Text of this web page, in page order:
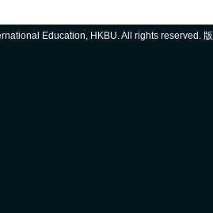
Education, HKBU. All rights reserved.